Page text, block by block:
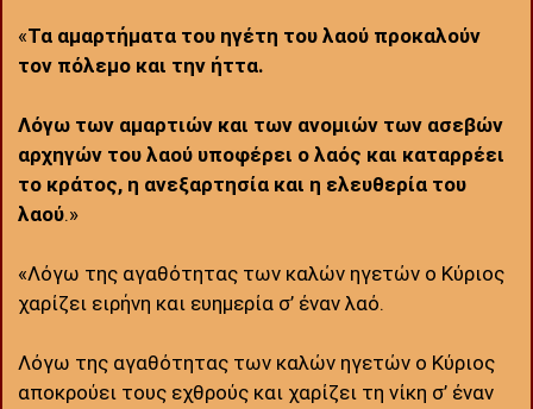
«Τα αμαρτήματα του ηγέτη του λαού προκαλούν
τον πόλεμο και την ήττα.
Λόγω των αμαρτιών και των ανομιών των ασεβών
αρχηγών του λαού υποφέρει ο λαός και καταρρέει
το κράτος, η ανεξαρτησία και η ελευθερία του
λαού.»
«Λόγω της αγαθότητας των καλών ηγετών ο Κύριος
χαρίζει ειρήνη και ευημερία σ’ έναν λαό.
Λόγω της αγαθότητας των καλών ηγετών ο Κύριος
αποκρούει τους εχθρούς και χαρίζει τη νίκη σ’ έναν